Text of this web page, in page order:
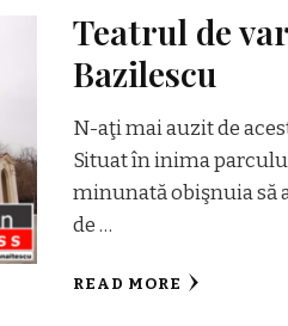
Teatrul de
Bazilescu
N-aţi mai auzit de
Situat în inima
minunată obişnuia să
de …
READ MORE